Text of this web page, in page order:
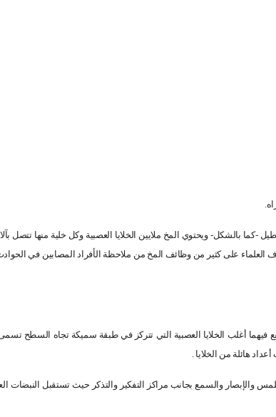
بالشكل- ويحتوي المخ ملايين الخلايا العصبية وكل خلية منها تتصل
العلماء على كثير من وظائف المخ من ملاحظة الأفراد المصابين في
أغلب الخلايا العصبية التي تتركز في طبقة سميكة تجاه السطح
هائلة من الخلايا .
والإبصار والسمع بجانب مراكز التفكير والتذكر حيث تستقبل النبضات